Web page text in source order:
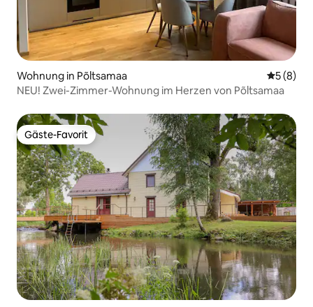
Wohnung in Põltsamaa
5 (8)
NEU! Zwei-Zimmer-Wohnung im Herzen von Põltsamaa
Gäste-Favorit
Gäste-Favorit